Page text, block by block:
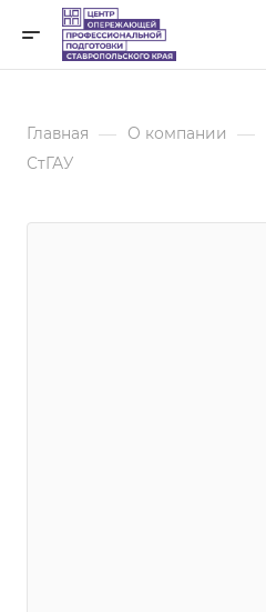
Главная — О компании —
СтГАУ